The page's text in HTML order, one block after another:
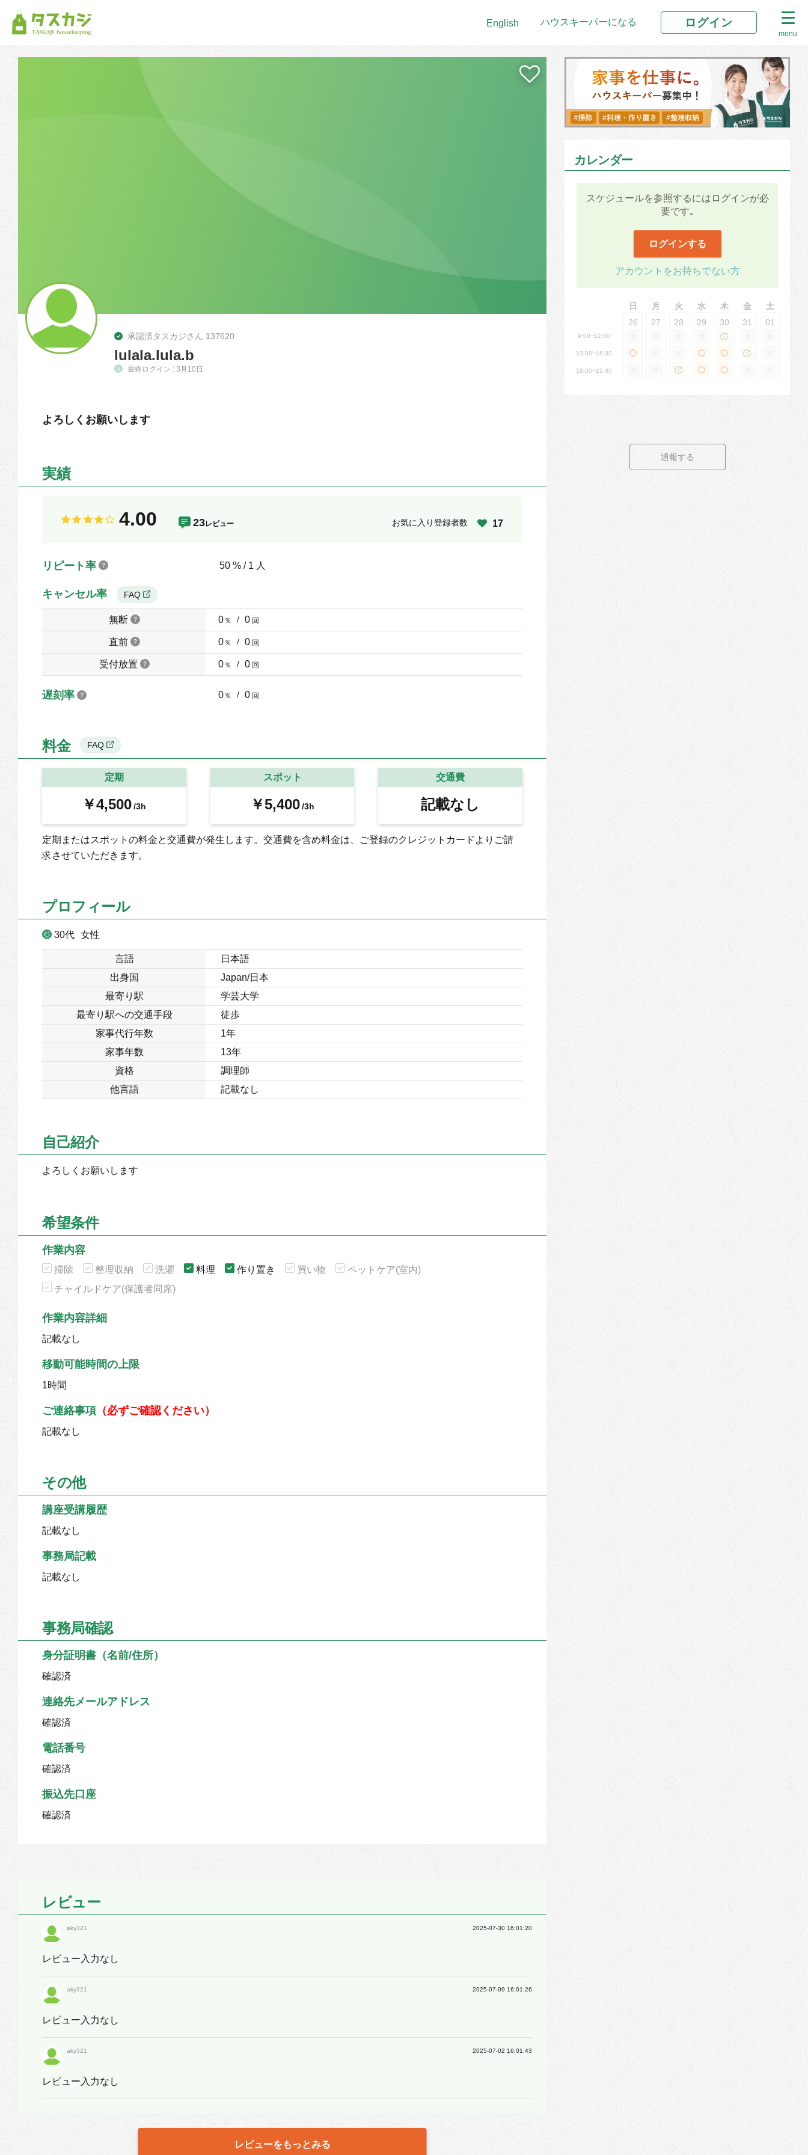
English ハウスキーパーになる ログイン
menu
承認済タスカジさん 137620
lulala.lula.b
最終ログイン : 3月10日
よろしくお願いします
実績
4.00 23レビュー お気に入り登録者数 17
リピート率 50 % / 1 人
キャンセル率 FAQ
無断 0％ / 0 回
直前 0％ / 0 回
受付放置 0％ / 0 回
遅刻率 0％ / 0 回
料金 FAQ
定期
￥4,500 /3h
スポット
￥5,400/3h
交通費
記載なし
定期またはスポットの料金と交通費が発生します。交通費を含め料金は、ご登録のクレジットカードよりご請
求させていただきます。
プロフィール
30代 女性
言語
日本語
出身国
Japan/日本
最寄り駅
学芸大学
最寄り駅への交通手段
徒歩
家事代行年数
1年
家事年数
13年
資格
調理師
他言語
記載なし
自己紹介
よろしくお願いします
希望条件
作業内容
掃除 整理収納 洗濯 料理 作り置き 買い物
ペットケア(室内)
チャイルドケア(保護者同席)
作業内容詳細
記載なし
移動可能時間の上限
1時間
ご連絡事項 （必ずご確認ください）
記載なし
その他
講座受講履歴
記載なし
事務局記載
記載なし
事務局確認
身分証明書（名前/住所）
確認済
連絡先メールアドレス
確認済
電話番号
確認済
振込先口座
確認済
レビュー
aky321 2025-07-30 16:01:20
レビュー入力なし
aky321 2025-07-09 16:01:26
レビュー入力なし
aky321 2025-07-02 16:01:43
レビュー入力なし
レビューをもっとみる
カレンダー
スケジュールを参照するにはログインが必
要です｡
ログインする
アカウントをお持ちでない方
日 月 火 水 木 金 土
9:00~12:00
13:00~16:00
18:00~21:00
26 27 28 29 30 31 01
通報する